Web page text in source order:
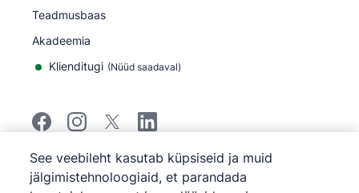
Teadmusbaas
Akadeemia
Klienditugi (Nüüd saadaval)
©2026Pipedrive
Pipedrive
Teenuse tingimused
See veebileht kasutab küpsiseid ja muid
jälgimistehnoloogiaid, et parandada